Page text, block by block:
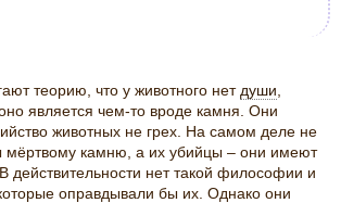
теорию, что у животного нет души
является чем-то вроде камня. Они
животных не грех. На самом деле не
мёртвому камню, а их убийцы – они имеют
действительности нет такой философии и
оправдывали бы их. Однако они